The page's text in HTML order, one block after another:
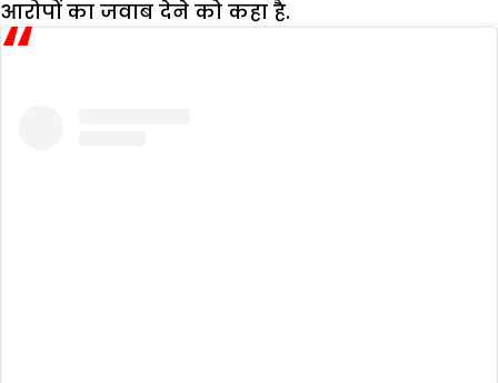
आरोपों का जवाब देने को कहा है.